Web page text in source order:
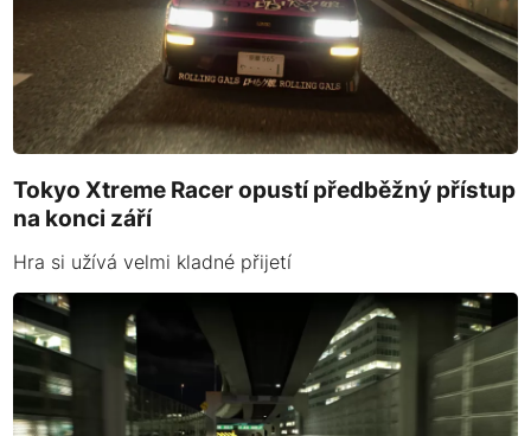
Tokyo Xtreme Racer opustí předběžný přístup
na konci září
Hra si užívá velmi kladné přijetí